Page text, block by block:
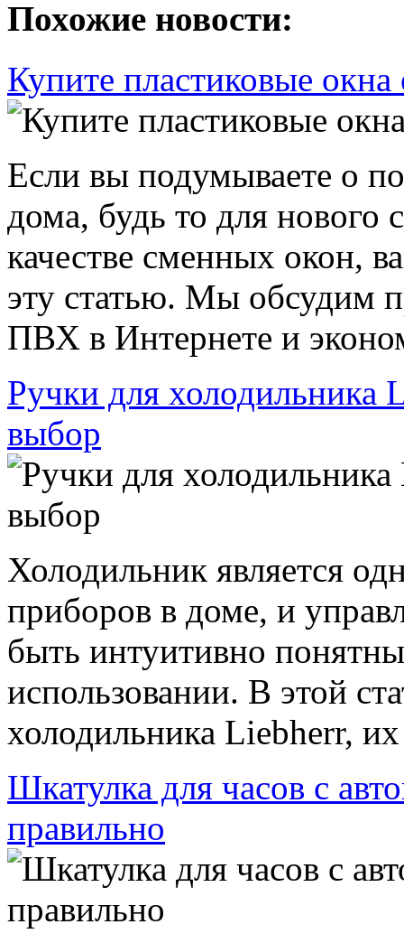
Похожие новости:
Купите пластиковые
Если вы подумываете о
дома, будь то для нового
качестве сменных окон,
эту статью. Мы обсудим
ПВХ в Интернете и
Ручки для холодильника
выбор
Холодильник является
приборов в доме, и
быть интуитивно
использовании. В этой
холодильника Liebherr,
Шкатулка для часов с
правильно